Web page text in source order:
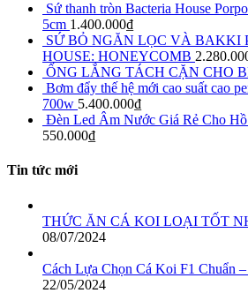
Sứ thanh tròn Bacteria House
5cm 1.400.000₫
SỨ BỎ NGĂN LỌC VÀ BAKKI
HOUSE: HONEYCOMB
ỐNG LẮNG TÁCH CẶN CHO
Bơm đẩy thế hệ mới cao suất cao
700w 5.400.000₫
Đèn Led Âm Nước Giá Rẻ Cho
550.000₫
Tin tức mới
THỨC ĂN CÁ KOI LOẠI TỐT
08/07/2024
Cách Lựa Chọn Cá Koi F1 Chuẩn
22/05/2024